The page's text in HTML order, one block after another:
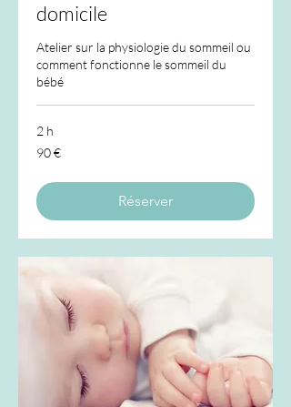
domicile
Atelier sur la physiologie du sommeil ou
comment fonctionne le sommeil du
bébé
2 h
90
euros
90 €
Réserver